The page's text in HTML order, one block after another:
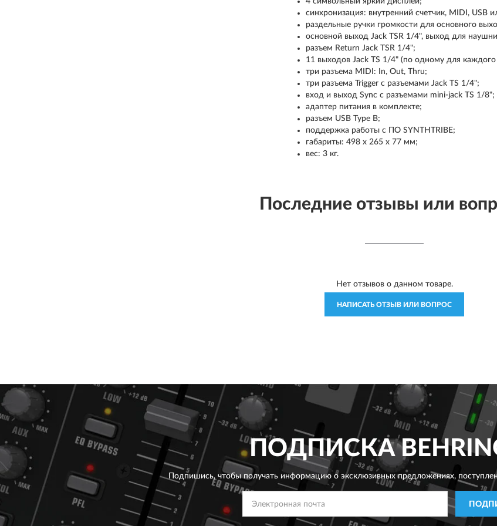
синхронизация: внутренний счетчик, MIDI, USB
раздельные ручки громкости для основного
основной выход Jack TSR 1/4", выход для
разъем Return Jack TSR 1/4";
11 выходов Jack TS 1/4" (по одному для каждого
три разъема MIDI: In, Out, Thru;
три разъема Trigger с разъемами Jack TS 1/4";
вход и выход Sync с разъемами mini-jack TS 1/8";
адаптер питания в комплекте;
разъем USB Type B;
поддержка работы с ПО SYNTHTRIBE;
габариты: 498 x 265 x 77 мм;
вес: 3 кг.
Последние отзывы или
Нет отзывов о данном товаре.
НАПИСАТЬ ОТЗЫВ ИЛИ ВОПРОС
ПОДПИСКА
Подпишись, чтобы получать информацию о эксклюзивных предложениях,